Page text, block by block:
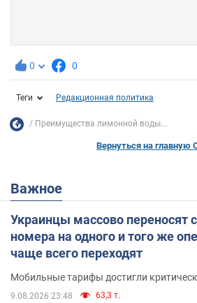
0 0
Теги Редакционная политика
Преимущества лимонной воды...
Вернуться на главную
Важное
Украинцы массово переносят
номера на одного и того же
чаще всего переходят
Мобильные тарифы достигли
9.08.2026 23:48 63,3 т.